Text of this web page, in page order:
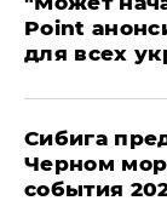
Point
для всех
Сибига
Черном
события